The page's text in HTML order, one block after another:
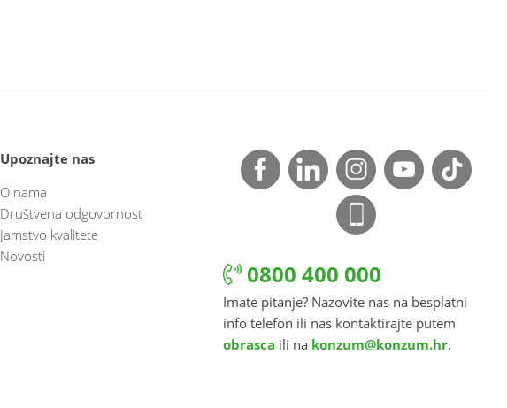
Upoznajte nas
O nama
Društvena odgovornost
Jamstvo kvalitete
Novosti
0800 400 000
Imate pitanje? Nazovite nas na besplatni
info telefon ili nas kontaktirajte putem
obrasca ili na konzum@konzum.hr.